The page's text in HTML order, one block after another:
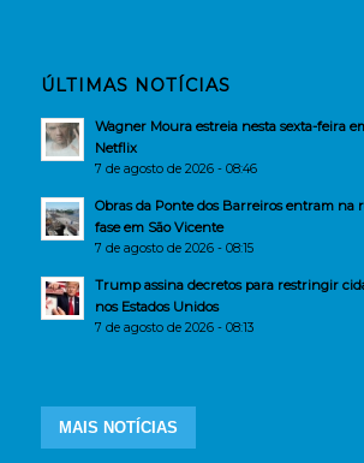
ÚLTIMAS NOTÍCIAS
Wagner Moura estreia nesta sexta-feira
Netflix
7 de agosto de 2026 - 08:46
Obras da Ponte dos Barreiros entram na
fase em São Vicente
7 de agosto de 2026 - 08:15
Trump assina decretos para restringir
nos Estados Unidos
7 de agosto de 2026 - 08:13
MAIS NOTÍCIAS